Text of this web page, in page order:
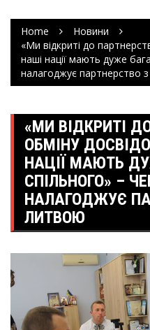
Home
Новини
«Ми відкриті до
наші нації мають дуже
налагоджує партнерство
«МИ ВІДКРИТІ
ОБМІНУ
НАЦІЇ МАЮТЬ
СПІЛЬНОГО» –
НАЛАГОДЖУЄ
ЛИТВОЮ